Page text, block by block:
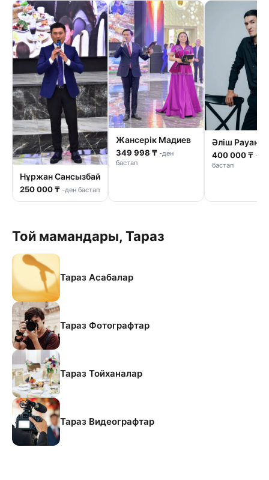
Нұржан Сансызбай
250 000 ₸ -ден бастап
Жансерік Мадиев
349 998 ₸ -ден
бастап
Әліш Рауан
400 000 ₸ -ден
бастап
Той мамандары, Тараз
Тараз Асабалар
Тараз Фотографтар
Тараз Тойханалар
Тараз Видеографтар